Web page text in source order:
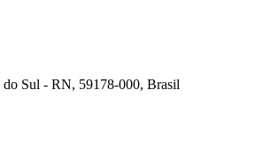
Sul - RN, 59178-000, Brasil